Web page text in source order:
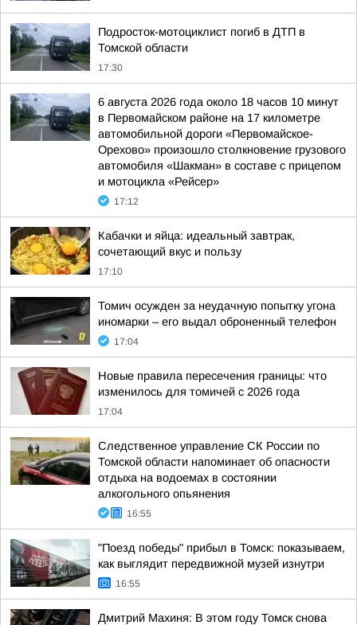
Подросток-мотоциклист погиб в ДТП в
Томской области
17:30
6 августа 2026 года около 18 часов 10 минут
в Первомайском районе на 17 километре
автомобильной дороги «Первомайское-
Орехово» произошло столкновение грузового
автомобиля «Шакман» в составе с прицепом
и мотоцикла «Рейсер»
17:12
Кабачки и яйца: идеальный завтрак,
сочетающий вкус и пользу
17:10
Томич осужден за неудачную попытку угона
иномарки – его выдал оброненный телефон
17:04
Новые правила пересечения границы: что
изменилось для томичей с 2026 года
17:04
Следственное управление СК России по
Томской области напоминает об опасности
отдыха на водоемах в состоянии
алкогольного опьянения
16:55
"Поезд победы" прибыл в Томск: показываем,
как выглядит передвижной музей изнутри
16:55
Дмитрий Махиня: В этом году Томск снова